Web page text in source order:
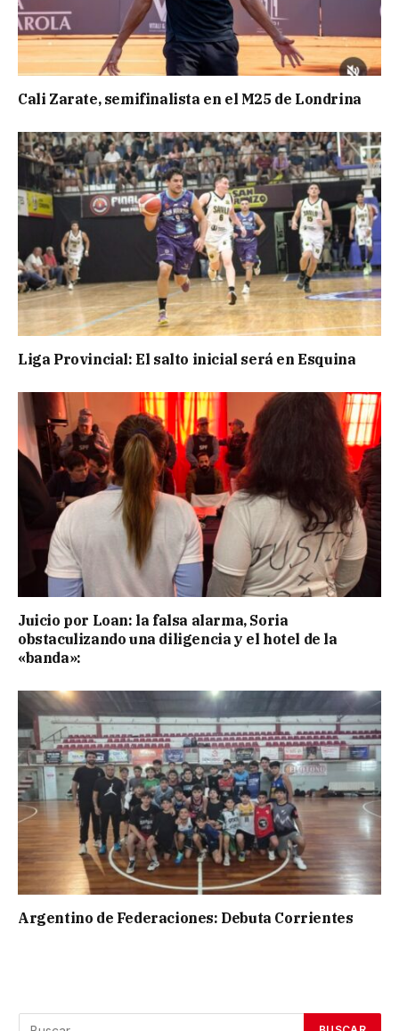
Cali Zarate, semifinalista en el M25 de Londrina
Liga Provincial: El salto inicial será en Esquina
Juicio por Loan: la falsa alarma, Soria
obstaculizando una diligencia y el hotel de la
«banda»:
Argentino de Federaciones: Debuta Corrientes